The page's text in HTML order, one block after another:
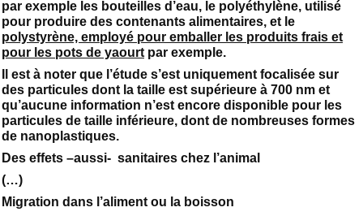
par exemple les bouteilles d’eau, le polyéthylène, utilisé
pour produire des contenants alimentaires, et le
polystyrène, employé pour emballer les produits frais et
pour les pots de yaourt par exemple.
Il est à noter que l’étude s’est uniquement focalisée sur
des particules dont la taille est supérieure à 700 nm et
qu’aucune information n’est encore disponible pour les
particules de taille inférieure, dont de nombreuses formes
de nanoplastiques.
Des effets –aussi- sanitaires chez l’animal
(…)
Migration dans l’aliment ou la boisson